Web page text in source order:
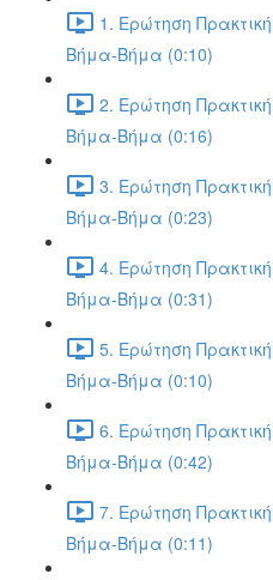
1. Ερώτηση
Βήμα-Βήμα (0:10)
2. Ερώτηση
Βήμα-Βήμα (0:16)
3. Ερώτηση
Βήμα-Βήμα (0:23)
4. Ερώτηση
Βήμα-Βήμα (0:31)
5. Ερώτηση
Βήμα-Βήμα (0:10)
6. Ερώτηση
Βήμα-Βήμα (0:42)
7. Ερώτηση
Βήμα-Βήμα (0:11)